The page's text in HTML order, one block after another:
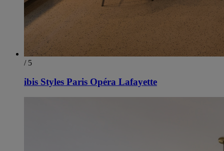
/ 5
ibis Styles Paris Opéra Lafayette